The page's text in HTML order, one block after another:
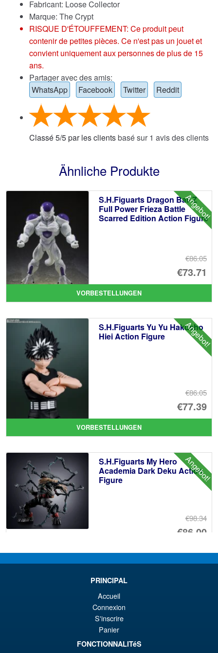
Fabricant: Loose Collector
Marque: The Crypt
RISQUE D'ÉTOUFFEMENT: Ce produit peut
contenir de petites pièces. Ce n'est pas un jouet et
convient uniquement aux personnes de plus de 15
ans.
Partager avec des amis:
WhatsApp
Facebook Twitter Reddit
Classé5/5par les clientsbasé sur 1 avis des clients
Ähnliche Produkte
Angebot!
S.H.Figuarts Dragon Ball Z
Full Power Frieza Battle
Scarred Edition Action Figure
€86.05
€73.71
VORBESTELLUNGEN
Angebot!
S.H.Figuarts Yu Yu Hakusho
Hiei Action Figure
€86.05
€77.39
VORBESTELLUNGEN
Angebot!
S.H.Figuarts My Hero
Academia Dark Deku Action
Figure
€98.34
€86.00
VORBESTELLUNGEN
S.H.Figuarts Demon Slayer
Kimetsu no Yaiba Zenitsu
Agatsuma Action Figure
PRINCIPAL
Accueil
Connexion
S'inscrire
Panier
FONCTIONNALITéS